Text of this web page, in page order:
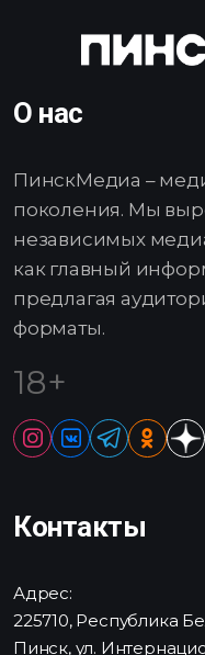
О нас
ПинскМедиа –
поколения. Мы
независимых
как главный
предлагая
форматы.
18+
Контакты
Адрес:
225710, Республика
Пинск, ул.